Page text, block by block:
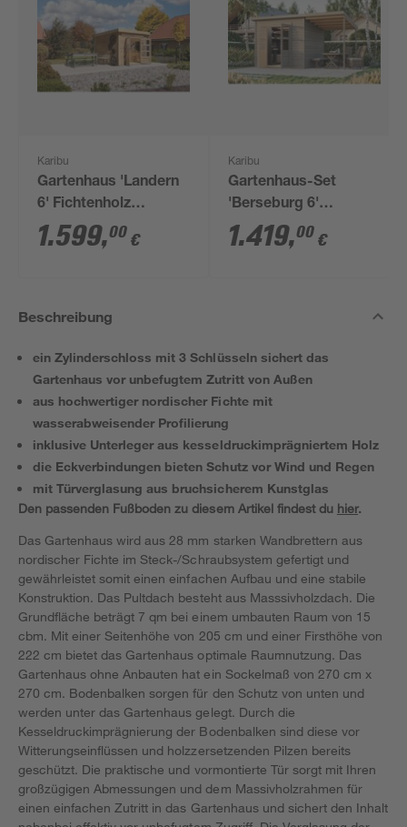
Karibu
Gartenhaus 'Landern
6' Fichtenholz
naturbelassen 222 x
274 x 274 cm
1.599,00 €
Karibu
Gartenhaus-Set
'Berseburg 6'
Fichtenholz
vorvergraut mit
1.419,00 €
Beschreibung
ein Zylinderschloss mit 3 Schlüsseln sichert das
Gartenhaus vor unbefugtem Zutritt von Außen
aus hochwertiger nordischer Fichte mit
wasserabweisender Profilierung
inklusive Unterleger aus kesseldruckimprägniertem Holz
die Eckverbindungen bieten Schutz vor Wind und Regen
mit Türverglasung aus bruchsicherem Kunstglas
Den passenden Fußboden zu diesem Artikel findest du hier.
Das Gartenhaus wird aus 28 mm starken Wandbrettern aus
nordischer Fichte im Steck-/Schraubsystem gefertigt und
gewährleistet somit einen einfachen Aufbau und eine stabile
Konstruktion. Das Pultdach besteht aus Masssivholzdach. Die
Grundfläche beträgt 7 qm bei einem umbauten Raum von 15
cbm. Mit einer Seitenhöhe von 205 cm und einer Firsthöhe von
222 cm bietet das Gartenhaus optimale Raumnutzung. Das
Gartenhaus ohne Anbauten hat ein Sockelmaß von 270 cm x
270 cm. Bodenbalken sorgen für den Schutz von unten und
werden unter das Gartenhaus gelegt. Durch die
Kesseldruckimprägnierung der Bodenbalken sind diese vor
Witterungseinflüssen und holzzersetzenden Pilzen bereits
geschützt. Die praktische und vormontierte Tür sorgt mit Ihren
großzügigen Abmessungen und dem Massivholzrahmen für
einen einfachen Zutritt in das Gartenhaus und sichert den Inhalt